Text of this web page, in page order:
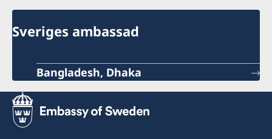
Sveriges ambassad
Bangladesh, Dhaka